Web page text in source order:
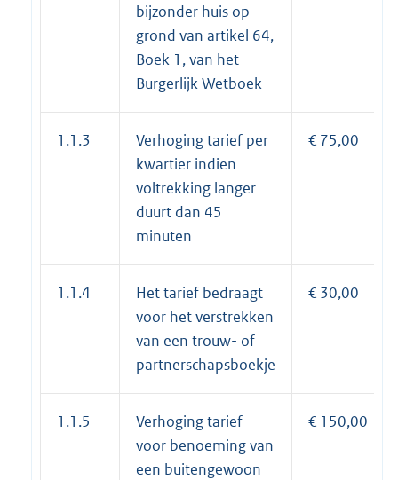
bijzonder huis op
grond van artikel 64,
Boek 1, van het
Burgerlijk Wetboek
1.1.3
Verhoging tarief per
kwartier indien
voltrekking langer
duurt dan 45
minuten
€ 75,00
1.1.4
Het tarief bedraagt
voor het verstrekken
van een trouw- of
partnerschapsboekje
€ 30,00
1.1.5
Verhoging tarief
voor benoeming van
een buitengewoon
€ 150,00